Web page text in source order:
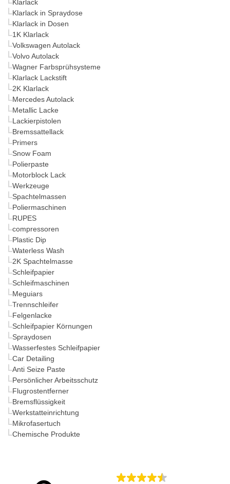
Klarlack
Klarlack in Spraydose
Klarlack in Dosen
1K Klarlack
Volkswagen Autolack
Volvo Autolack
Wagner Farbsprühsysteme
Klarlack Lackstift
2K Klarlack
Mercedes Autolack
Metallic Lacke
Lackierpistolen
Bremssattellack
Primers
Snow Foam
Polierpaste
Motorblock Lack
Werkzeuge
Spachtelmassen
Poliermaschinen
RUPES
compressoren
Plastic Dip
Waterless Wash
2K Spachtelmasse
Schleifpapier
Schleifmaschinen
Meguiars
Trennschleifer
Felgenlacke
Schleifpapier Körnungen
Spraydosen
Wasserfestes Schleifpapier
Car Detailing
Anti Seize Paste
Persönlicher Arbeitsschutz
Flugrostentferner
Bremsflüssigkeit
Werkstatteinrichtung
Mikrofasertuch
Chemische Produkte